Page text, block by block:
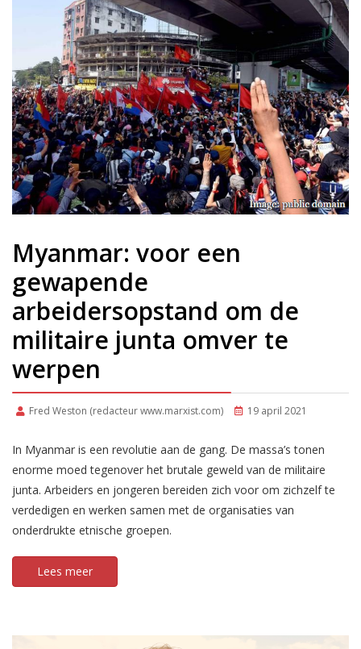
Myanmar: voor een
gewapende
arbeidersopstand om de
militaire junta omver te
werpen
Fred Weston (redacteur www.marxist.com) 19 april 2021
In Myanmar is een revolutie aan de gang. De massa’s tonen
enorme moed tegenover het brutale geweld van de militaire
junta. Arbeiders en jongeren bereiden zich voor om zichzelf te
verdedigen en werken samen met de organisaties van
onderdrukte etnische groepen.
Lees meer